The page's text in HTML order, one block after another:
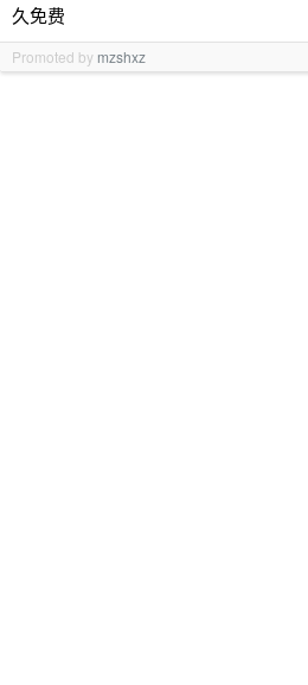
久免费
Promoted by mzshxz